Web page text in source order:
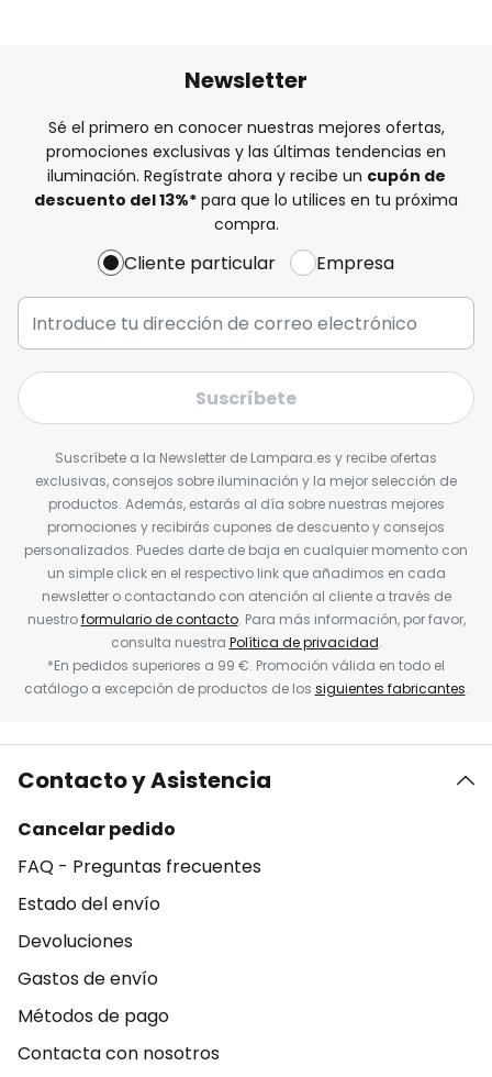
Newsletter
Sé el primero en conocer nuestras mejores ofertas,
promociones exclusivas y las últimas tendencias en
iluminación. Regístrate ahora y recibe un cupón de
descuento del13%* para que lo utilices en tu próxima
compra.
Cliente particular Empresa
Suscríbete
Suscríbete a la Newsletter de Lampara.es y recibe ofertas
exclusivas, consejos sobre iluminación y la mejor selección de
productos. Además, estarás al día sobre nuestras mejores
promociones y recibirás cupones de descuento y consejos
personalizados. Puedes darte de baja en cualquier momento con
un simple click en el respectivo link que añadimos en cada
newsletter o contactando con atención al cliente a través de
nuestroformulario de contacto. Para más información, por favor,
consulta nuestra Política de privacidad.
*En pedidos superiores a 99 €. Promoción válida en todo el
catálogo a excepción de productos de los siguientes fabricantes.
Contacto y Asistencia
Cancelar pedido
FAQ - Preguntas frecuentes
Estado del envío
Devoluciones
Gastos de envío
Métodos de pago
Contacta con nosotros